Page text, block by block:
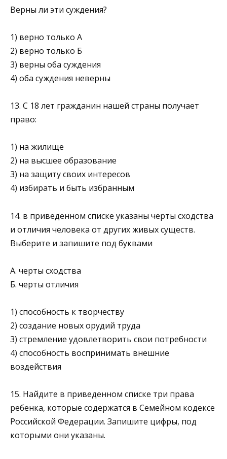
Верны ли эти суждения?
1) верно только А
2) верно только Б
3) верны оба суждения
4) оба суждения неверны
13. С 18 лет гражданин нашей страны получает
право:
1) на жилище
2) на высшее образование
3) на защиту своих интересов
4) избирать и быть избранным
14. в приведенном списке указаны черты сходства
и от­личия человека от других живых существ.
Выберите и за­пишите под буквами
А. черты сходства
Б. черты отличия
1) способность к творчеству
2) создание новых орудий труда
3) стремление удовлетворить свои потребности
4) способность воспринимать внешние
воздействия
15. Найдите в приведенном списке три права
ребенка, которые содержатся в Семейном кодексе
Российской Фе­дерации. Запишите цифры, под
которыми они указаны.